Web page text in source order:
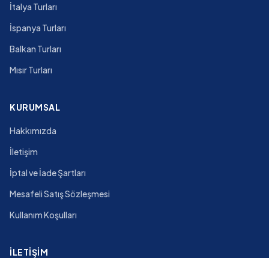
İtalya Turları
İspanya Turları
Balkan Turları
Mısır Turları
KURUMSAL
Hakkımızda
İletişim
İptal ve İade Şartları
Mesafeli Satış Sözleşmesi
Kullanım Koşulları
İLETIŞIM